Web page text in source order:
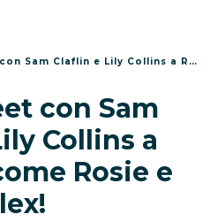
Claflin e Lily Collins a Roma: Tu come Rosie e Alex!
con Sam
Collins a
Rosie e